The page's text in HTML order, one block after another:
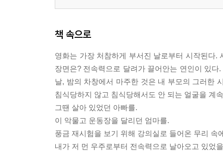
책 속으로
영화는 가장 처참하게 부서진 날로부터 시작된다
장면은? 전속력으로 달려가 끌어안는 연인이 있
날, 밤의 차창에서 마주한 것은 내 부모의 그러한
침식당하지 않고 침식당해서도 안 되는 얼굴을 계
그땐 살아 있었던 아빠를.
이 악물고 운동장을 달리던 엄마를.
풍금 재시험을 보기 위해 강의실로 들어온 무리 속
내가 저 먼 우주로부터 전속력으로 날아오고 있었